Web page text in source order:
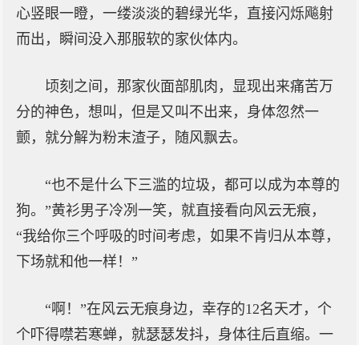
心竖眼一瞪，一缕淡淡的碧绿光华，直接闪烁飚射
而出，瞬间没入那服软的家伙体内。
顷刻之间，那家伙面部肌肉，显现出来痛苦万
分的神色，想叫，但是又叫不出来，身体忽然一
颤，就分解为粉末渣子，随风飘去。
“也不是什么下三滥的垃圾，都可以成为本尊的
狗。”黄衫男子冷冽一笑，就直接看向风云无痕，
“我给你三个呼吸的时间考虑，如果不肯归从本尊，
下场就和他一样！”
“啊！”在风云无痕身边，幸存的12名天才，个
个吓得噤若寒蝉，就瑟瑟发抖，身体往后直缩。一